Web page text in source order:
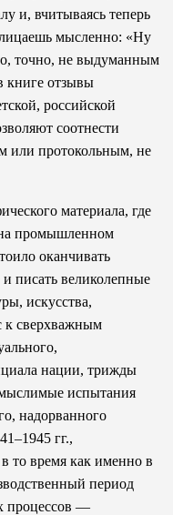
и, вчитываясь теперь
мысленно: «Ну
точно, не выдуманным
отзывы
российской
соотнести
или протокольным, не
материала, где
на промышленном
оканчивать
писать великолепные
искусства,
к сверхважным
нации, трижды
испытания
надорванного
гг.,
то время как именно в
период
процессов —